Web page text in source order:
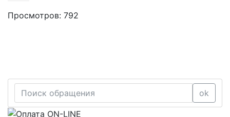
Просмотров: 792
ok